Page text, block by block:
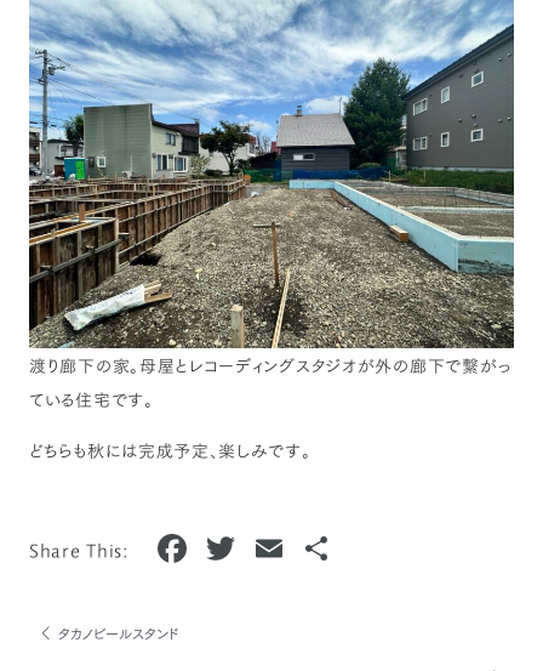
渡り廊下の家。母屋とレコーディングスタジオが外の廊下で繋がっ
ている住宅です。
どちらも秋には完成予定、楽しみです。
Share This: F T E
タカノビールスタンド